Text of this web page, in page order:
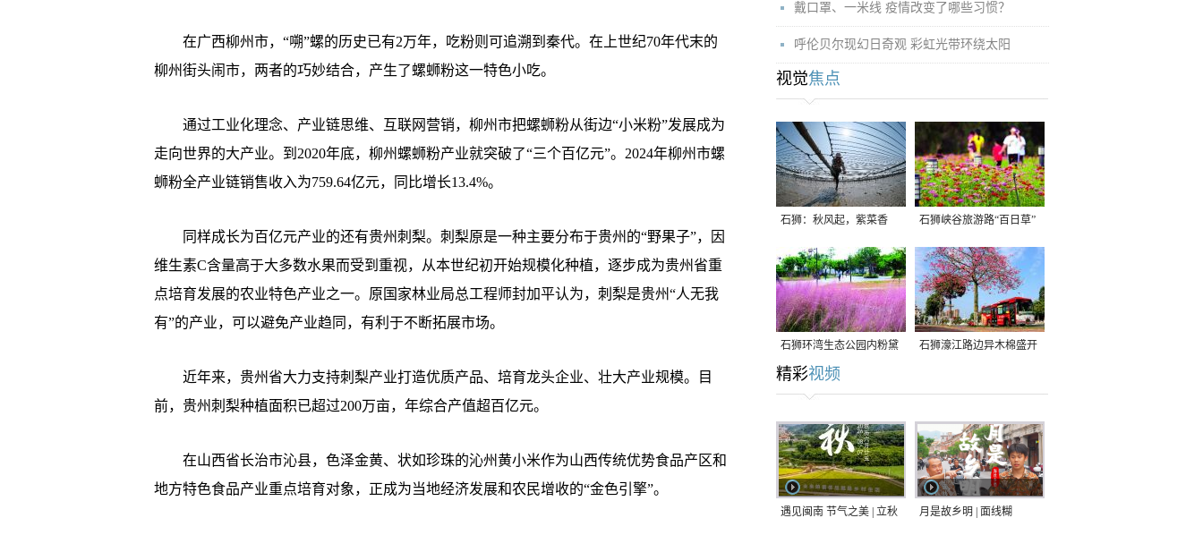
在广西柳州市，“嗍”螺的历史已有2万年，吃粉则可追溯到秦代。在上世纪70年代末的
柳州街头闹市，两者的巧妙结合，产生了螺蛳粉这一特色小吃。
通过工业化理念、产业链思维、互联网营销，柳州市把螺蛳粉从街边“小米粉”发展成为
走向世界的大产业。到2020年底，柳州螺蛳粉产业就突破了“三个百亿元”。2024年柳州市螺
蛳粉全产业链销售收入为759.64亿元，同比增长13.4%。
同样成长为百亿元产业的还有贵州刺梨。刺梨原是一种主要分布于贵州的“野果子”，因
维生素C含量高于大多数水果而受到重视，从本世纪初开始规模化种植，逐步成为贵州省重
点培育发展的农业特色产业之一。原国家林业局总工程师封加平认为，刺梨是贵州“人无我
有”的产业，可以避免产业趋同，有利于不断拓展市场。
近年来，贵州省大力支持刺梨产业打造优质产品、培育龙头企业、壮大产业规模。目
前，贵州刺梨种植面积已超过200万亩，年综合产值超百亿元。
在山西省长治市沁县，色泽金黄、状如珍珠的沁州黄小米作为山西传统优势食品产区和
地方特色食品产业重点培育对象，正成为当地经济发展和农民增收的“金色引擎”。
戴口罩、一米线 疫情改变了哪些习惯？
呼伦贝尔现幻日奇观 彩虹光带环绕太阳
视觉焦点
石狮：秋风起，紫菜香 石狮峡谷旅游路“百日草”
争相斗艳
石狮环湾生态公园内粉黛
乱子草盛放
石狮濠江路边异木棉盛开
精彩视频
遇见闽南 节气之美 | 立秋 月是故乡明 | 面线糊